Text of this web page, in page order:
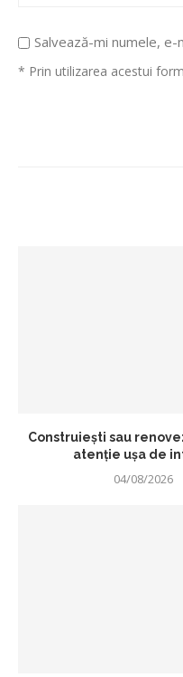
Salvează-mi numele,
* Prin utilizarea acestui
Construiești sau
atenție ușa de
04/08/2026